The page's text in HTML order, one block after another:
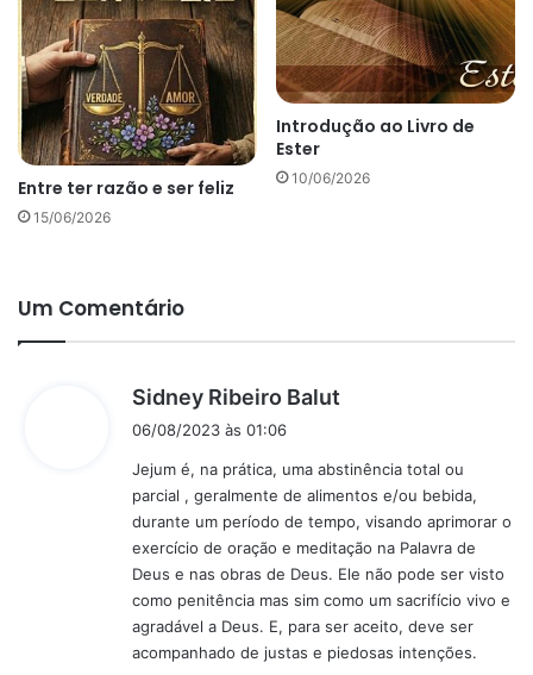
Entre ter razão e ser feliz
15/06/2026
Introdução ao Livro de
Ester
10/06/2026
Um Comentário
Sidney Ribeiro Balut
s
e
:
06/08/2023 às 01:06
Jejum é, na prática, uma abstinência total ou
parcial , geralmente de alimentos e/ou bebida,
durante um período de tempo, visando aprimorar o
exercício de oração e meditação na Palavra de
Deus e nas obras de Deus. Ele não pode ser visto
como penitência mas sim como um sacrifício vivo e
agradável a Deus. E, para ser aceito, deve ser
acompanhado de justas e piedosas intenções.